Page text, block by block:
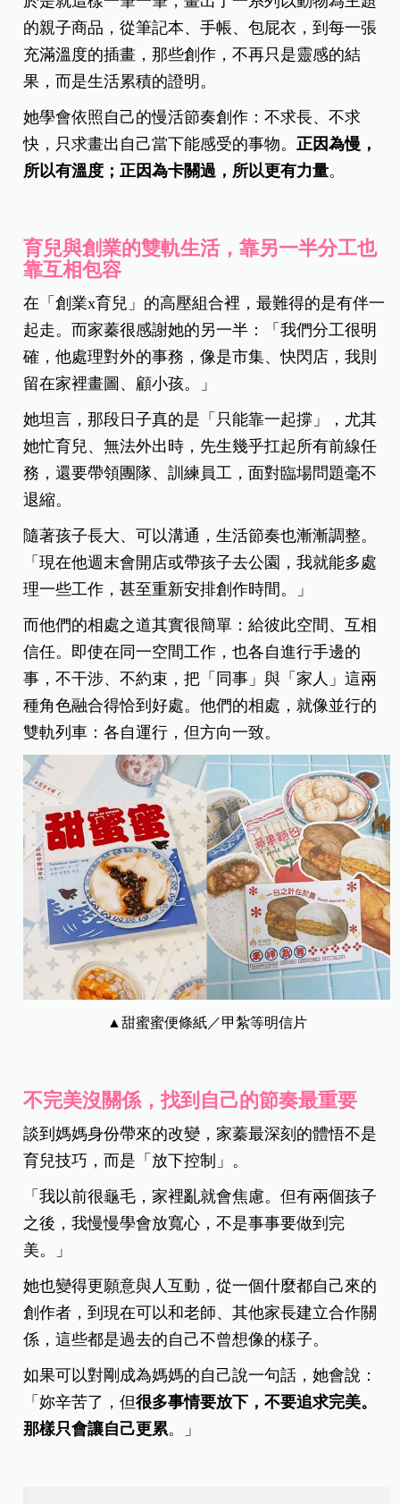
的親子商品，從筆記本、手帳、包屁衣，到每一張
充滿溫度的插畫，那些創作，不再只是靈感的結
果，而是生活累積的證明。
她學會依照自己的慢活節奏創作：不求長、不求
快，只求畫出自己當下能感受的事物。正因為慢，
所以有溫度；正因為卡關過，所以更有力量。
育兒與創業的雙軌生活，靠另一半分工也
靠互相包容
在「創業x育兒」的高壓組合裡，最難得的是有伴一
起走。而家蓁很感謝她的另一半：「我們分工很明
確，他處理對外的事務，像是市集、快閃店，我則
留在家裡畫圖、顧小孩。」
她坦言，那段日子真的是「只能靠一起撐」，尤其
她忙育兒、無法外出時，先生幾乎扛起所有前線任
務，還要帶領團隊、訓練員工，面對臨場問題毫不
退縮。
隨著孩子長大、可以溝通，生活節奏也漸漸調整。
「現在他週末會開店或帶孩子去公園，我就能多處
理一些工作，甚至重新安排創作時間。」
而他們的相處之道其實很簡單：給彼此空間、互相
信任。即使在同一空間工作，也各自進行手邊的
事，不干涉、不約束，把「同事」與「家人」這兩
種角色融合得恰到好處。他們的相處，就像並行的
雙軌列車：各自運行，但方向一致。
▲甜蜜蜜便條紙／甲紮等明信片
不完美沒關係，找到自己的節奏最重要
談到媽媽身份帶來的改變，家蓁最深刻的體悟不是
育兒技巧，而是「放下控制」。
「我以前很龜毛，家裡亂就會焦慮。但有兩個孩子
之後，我慢慢學會放寬心，不是事事要做到完
美。」
她也變得更願意與人互動，從一個什麼都自己來的
創作者，到現在可以和老師、其他家長建立合作關
係，這些都是過去的自己不曾想像的樣子。
如果可以對剛成為媽媽的自己說一句話，她會說：
「妳辛苦了，但很多事情要放下，不要追求完美。
那樣只會讓自己更累。」